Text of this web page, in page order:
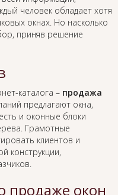
человек обладает хотя
окнах. Но насколько
приняв решение
каталога – продажа
предлагают окна,
и оконные блоки
Грамотные
клиентов и
конструкции,
продаже окон